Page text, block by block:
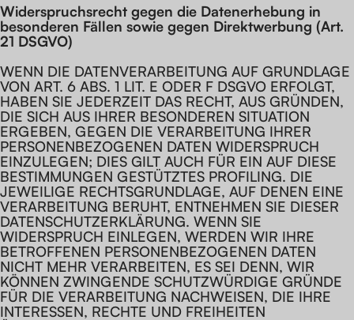
Widerspruchsrecht gegen die Datenerhebung in
besonderen Fällen sowie gegen Direktwerbung (Art.
21 DSGVO)
WENN DIE DATENVERARBEITUNG AUF GRUNDLAGE
VON ART. 6 ABS. 1 LIT. E ODER F DSGVO ERFOLGT,
HABEN SIE JEDERZEIT DAS RECHT, AUS GRÜNDEN,
DIE SICH AUS IHRER BESONDEREN SITUATION
ERGEBEN, GEGEN DIE VERARBEITUNG IHRER
PERSONENBEZOGENEN DATEN WIDERSPRUCH
EINZULEGEN; DIES GILT AUCH FÜR EIN AUF DIESE
BESTIMMUNGEN GESTÜTZTES PROFILING. DIE
JEWEILIGE RECHTSGRUNDLAGE, AUF DENEN EINE
VERARBEITUNG BERUHT, ENTNEHMEN SIE DIESER
DATENSCHUTZERKLÄRUNG. WENN SIE
WIDERSPRUCH EINLEGEN, WERDEN WIR IHRE
BETROFFENEN PERSONENBEZOGENEN DATEN
NICHT MEHR VERARBEITEN, ES SEI DENN, WIR
KÖNNEN ZWINGENDE SCHUTZWÜRDIGE GRÜNDE
FÜR DIE VERARBEITUNG NACHWEISEN, DIE IHRE
INTERESSEN, RECHTE UND FREIHEITEN